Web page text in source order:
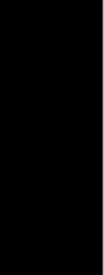
divididos entre